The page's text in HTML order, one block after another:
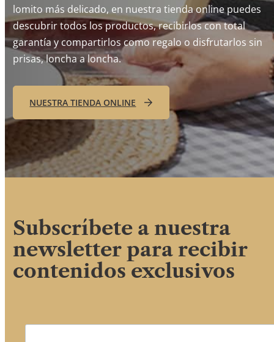
lomito más delicado, en nuestra tienda online puedes
descubrir todos los productos, recibirlos con total
garantía y compartirlos como regalo o disfrutarlos sin
prisas, loncha a loncha.
NUESTRA TIENDA ONLINE
Subscríbete a nuestra
newsletter para recibir
contenidos exclusivos